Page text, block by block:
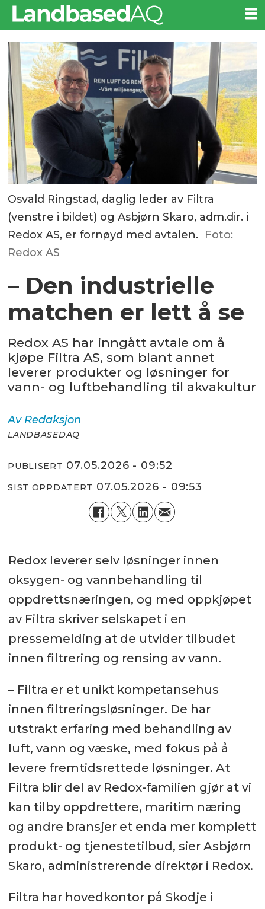
Osvald Ringstad, daglig leder av Filtra
(venstre i bildet) og Asbjørn Skaro, adm.dir. i
Redox AS, er fornøyd med avtalen. Foto:
Redox AS
– Den industrielle
matchen er lett å se
Redox AS har inngått avtale om å
kjøpe Filtra AS, som blant annet
leverer produkter og løsninger for
vann- og luftbehandling til akvakultur
Av Redaksjon
LANDBASEDAQ
PUBLISERT 07.05.2026 - 09:52
SIST OPPDATERT 07.05.2026 - 09:53
Redox leverer selv løsninger innen
oksygen- og vannbehandling til
oppdrettsnæringen, og med oppkjøpet
av Filtra skriver selskapet i en
pressemelding at de utvider tilbudet
innen filtrering og rensing av vann.
– Filtra er et unikt kompetansehus
innen filtreringsløsninger. De har
utstrakt erfaring med behandling av
luft, vann og væske, med fokus på å
levere fremtidsrettede løsninger. At
Filtra blir del av Redox-familien gjør at vi
kan tilby oppdrettere, maritim næring
og andre bransjer et enda mer komplett
produkt- og tjenestetilbud, sier Asbjørn
Skaro, administrerende direktør i Redox.
Filtra har hovedkontor på Skodje i